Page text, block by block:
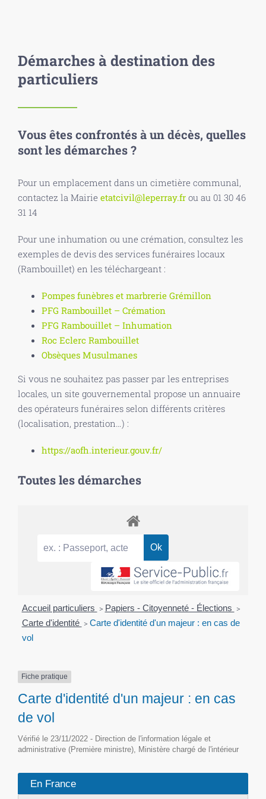
Démarches à destination des
particuliers
Vous êtes confrontés à un décès, quelles
sont les démarches ?
Pour un emplacement dans un cimetière communal,
contactez la Mairie etatcivil@leperray.fr ou au 01 30 46
31 14
Pour une inhumation ou une crémation, consultez les
exemples de devis des services funéraires locaux
(Rambouillet) en les téléchargeant :
Pompes funèbres et marbrerie Grémillon
PFG Rambouillet – Crémation
PFG Rambouillet – Inhumation
Roc Eclerc Rambouillet
Obsèques Musulmanes
Si vous ne souhaitez pas passer par les entreprises
locales, un site gouvernemental propose un annuaire
des opérateurs funéraires selon différents critères
(localisation, prestation…) :
https://aofh.interieur.gouv.fr/
Toutes les démarches
Accueil particuliers > Papiers - Citoyenneté - Élections >
Carte d'identité > Carte d'identité d'un majeur : en cas de
vol
Fiche pratique
Carte d'identité d'un majeur : en cas
de vol
Vérifié le 23/11/2022 - Direction de l'information légale et
administrative (Première ministre), Ministère chargé de l'intérieur
En France